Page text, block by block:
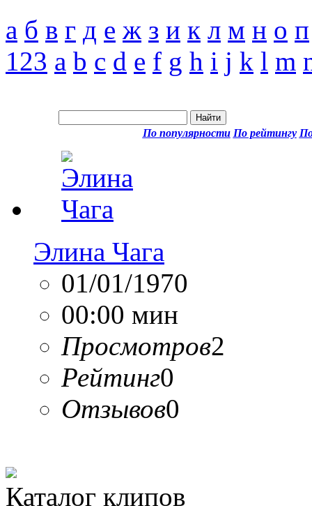
а б в г д е ж з и к л м н о п
123 a b c d e f g h i j k l m
По популярности По рейтингу
Элина Чага
01/01/1970
00:00 мин
Просмотров2
Рейтинг0
Отзывов0
Каталог клипов